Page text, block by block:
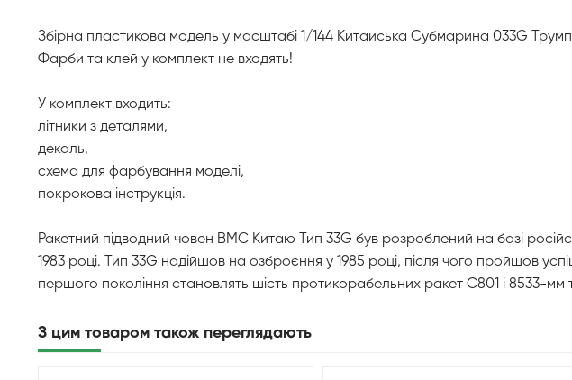
Збірна пластикова модель у масштабі 1/144 Китайська Субмарина 033G
Фарби та клей у комплект не входять!
У комплект входить:
літники з деталями,
декаль,
схема для фарбування моделі,
покрокова інструкція.
Ракетний підводний човен ВМС Китаю Тип 33G був розроблений на базі
1983 році. Тип 33G надійшов на озброєння у 1985 році, після чого пройшов
першого покоління становлять шість протикорабельних ракет С801 і 8533-
З цим товаром також переглядають